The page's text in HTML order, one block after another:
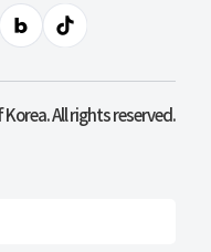
All rights reserved.